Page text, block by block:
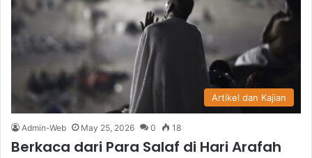
Artikel dan Kajian
Admin-Web May 25, 2026 0 18
Berkaca dari Para Salaf di Hari Arafah